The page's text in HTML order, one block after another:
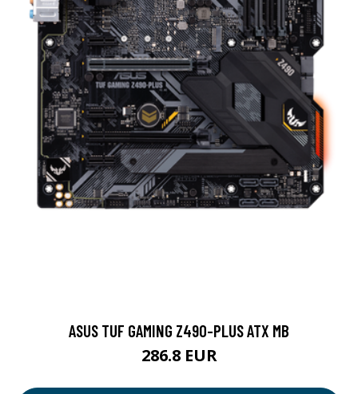
ASUS TUF GAMING Z490-PLUS ATX MB
286.8 EUR